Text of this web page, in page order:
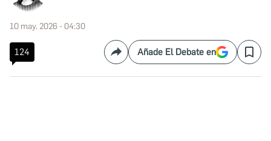
10 may. 2026 - 04:30
124 CompartirAñade El Debate en Save